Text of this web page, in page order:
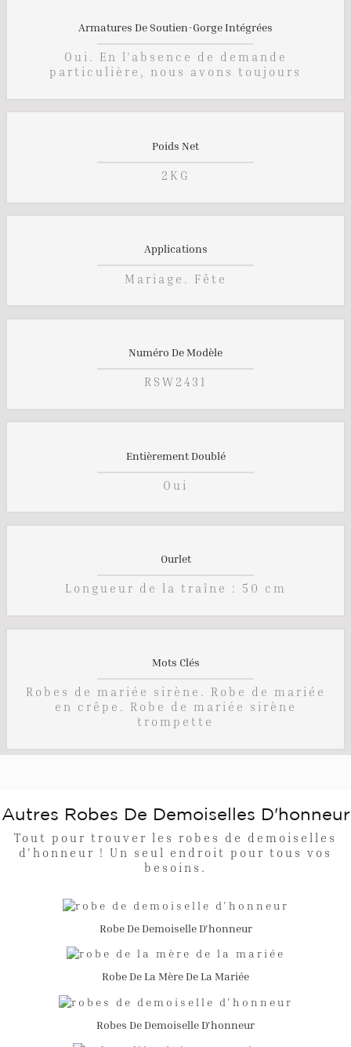
Armatures De Soutien-Gorge Intégrées
Oui. En l'absence de demande
particulière, nous avons toujours
Poids Net
2KG
Applications
Mariage. Fête
Numéro De Modèle
RSW2431
Entièrement Doublé
Oui
Ourlet
Longueur de la traîne : 50 cm
Mots Clés
Robes de mariée sirène. Robe de mariée
en crêpe. Robe de mariée sirène
trompette
Autres Robes De Demoiselles D'honneur
Tout pour trouver les robes de demoiselles
d'honneur ! Un seul endroit pour tous vos
besoins.
Robe De Demoiselle D'honneur
Robe De La Mère De La Mariée
Robes De Demoiselle D'honneur